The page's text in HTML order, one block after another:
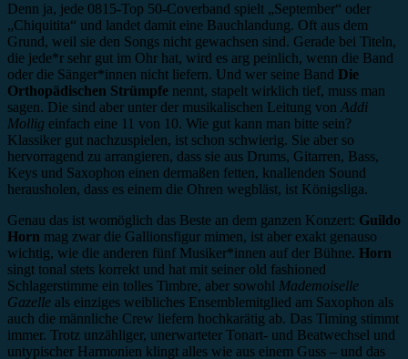
Denn ja, jede 0815-Top 50-Coverband spielt „September“ oder
„Chiquitita“ und landet damit eine Bauchlandung. Oft aus dem
Grund, weil sie den Songs nicht gewachsen sind. Gerade bei Titeln,
die jede*r sehr gut im Ohr hat, wird es arg peinlich, wenn die Band
oder die Sänger*innen nicht liefern. Und wer seine Band Die
Orthopädischen Strümpfe nennt, stapelt wirklich tief, muss man
sagen. Die sind aber unter der musikalischen Leitung von Addi
Mollig einfach eine 11 von 10. Wie gut kann man bitte sein?
Klassiker gut nachzuspielen, ist schon schwierig. Sie aber so
hervorragend zu arrangieren, dass sie aus Drums, Gitarren, Bass,
Keys und Saxophon einen dermaßen fetten, knallenden Sound
herausholen, dass es einem die Ohren wegbläst, ist Königsliga.
Genau das ist womöglich das Beste an dem ganzen Konzert: Guildo
Horn mag zwar die Gallionsfigur mimen, ist aber exakt genauso
wichtig, wie die anderen fünf Musiker*innen auf der Bühne. Horn
singt tonal stets korrekt und hat mit seiner old fashioned
Schlagerstimme ein tolles Timbre, aber sowohl Mademoiselle
Gazelle als einziges weibliches Ensemblemitglied am Saxophon als
auch die männliche Crew liefern hochkarätig ab. Das Timing stimmt
immer. Trotz unzähliger, unerwarteter Tonart- und Beatwechsel und
untypischer Harmonien klingt alles wie aus einem Guss – und das